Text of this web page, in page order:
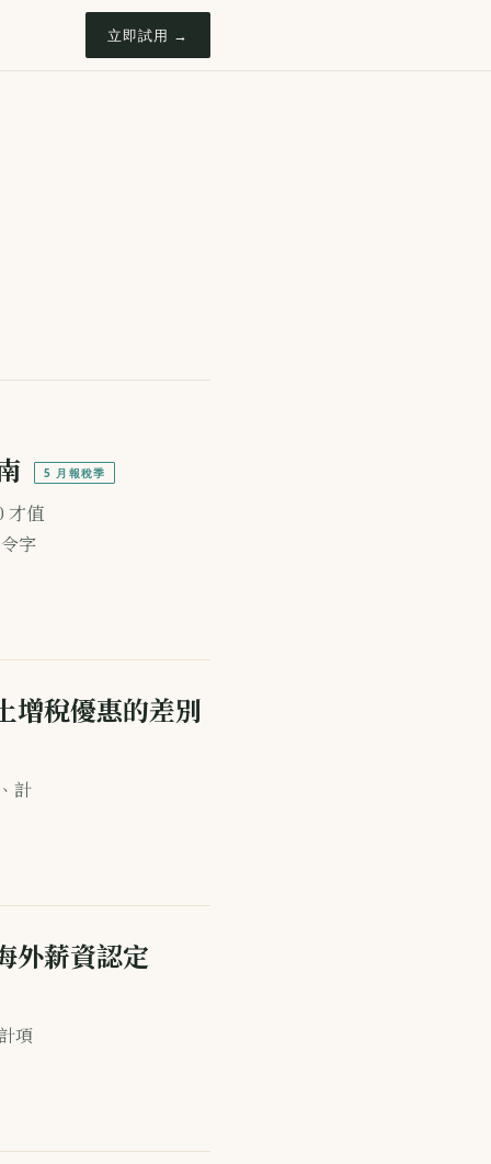
立即試用 →
5 月報稅季
才值
字
增稅優惠的差別
計
外薪資認定
項